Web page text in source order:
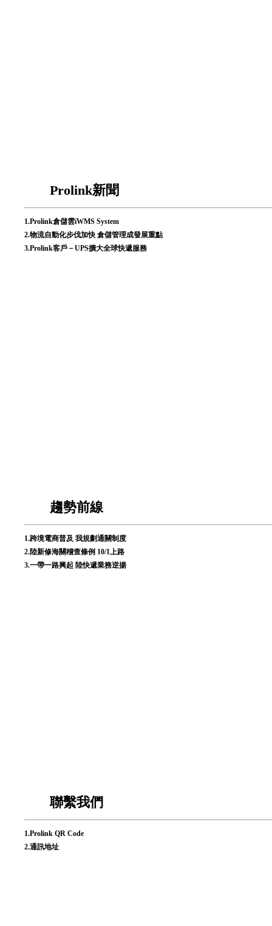
Prolink新聞
1.Prolink倉儲雲iWMS System
2.物流自動化步伐加快 倉儲管理成發展重點
3.Prolink客戶－UPS擴大全球快遞服務
趨勢前線
1.跨境電商普及 我規劃通關制度
2.陸新修海關稽查條例 10/1上路
3.一帶一路興起 陸快遞業務逆揚
聯繫我們
1.Prolink QR Code
2.通訊地址